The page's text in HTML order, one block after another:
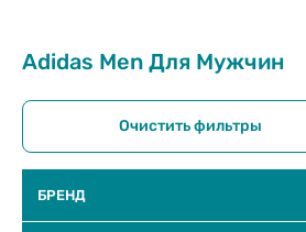
Adidas Men Для Мужчин
Очистить фильтры
БРЕНД